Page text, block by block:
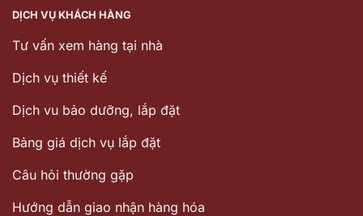
DỊCH VỤ KHÁCH HÀNG
Tư vấn xem hàng tại nhà
Dịch vụ thiết kế
Dịch vu bảo dưỡng, lắp đặt
Bảng giá dịch vụ lắp đặt
Câu hỏi thường gặp
Hướng dẫn giao nhận hàng hóa